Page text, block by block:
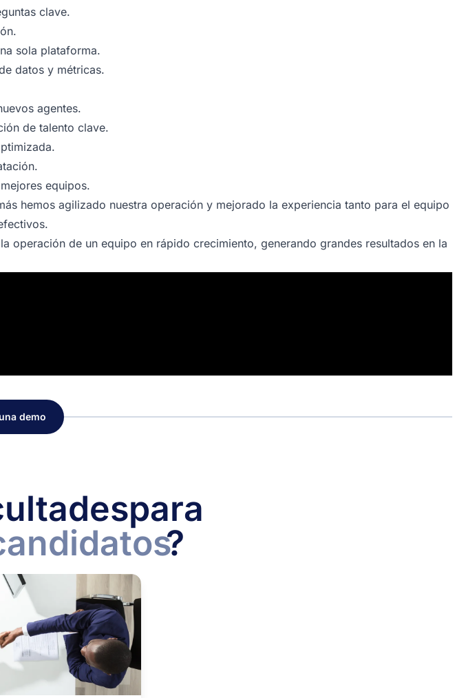
clave.
sola plataforma.
datos y métricas.
agentes.
de talento clave.
equipos.
hemos agilizado nuestra operación y mejorado la experiencia tanto para el equipo
operación de un equipo en rápido crecimiento, generando grandes resultados en la
demo
para
?